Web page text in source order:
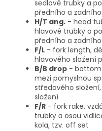
sedlové trubky a
předního a
H/T ang. - head
hlavové trubky a
předního a
F/L - fork length,
hlavového složení
B/B drop - bottom
mezi pomyslnou
středového
složení
F/R - fork rake,
trubky a osou
kola, tzv. off set